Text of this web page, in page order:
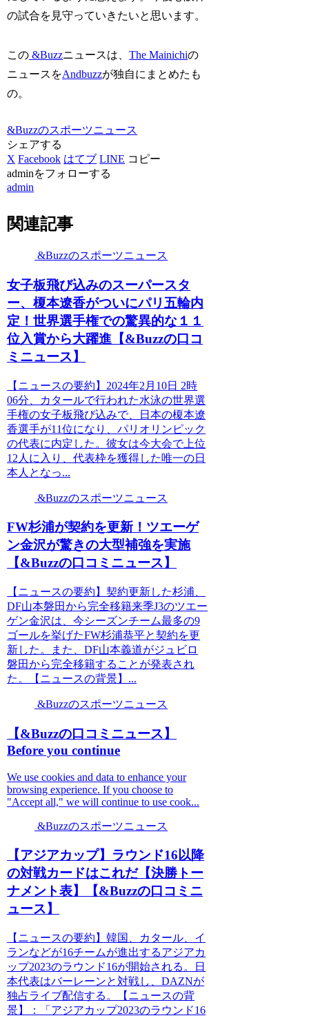
の試合を見守っていきたいと思います。
この &Buzzニュースは、The Mainichiの
ニュースをAndbuzzが独自にまとめたも
の。
&Buzzのスポーツニュース
シェアする
X Facebook はてブ LINE コピー
adminをフォローする
admin
関連記事
&Buzzのスポーツニュース
女子板飛び込みのスーパースタ
ー、榎本遼香がついにパリ五輪内
定！世界選手権での驚異的な１１
位入賞から大躍進【&Buzzの口コ
ミニュース】
【ニュースの要約】2024年2月10日 2時
06分、カタールで行われた水泳の世界選
手権の女子板飛び込みで、日本の榎本遼
香選手が11位になり、パリオリンピック
の代表に内定した。彼女は今大会で上位
12人に入り、代表枠を獲得した唯一の日
本人となっ...
&Buzzのスポーツニュース
FW杉浦が契約を更新！ツエーゲ
ン金沢が驚きの大型補強を実施
【&Buzzの口コミニュース】
【ニュースの要約】契約更新した杉浦、
DF山本磐田から完全移籍来季J3のツエー
ゲン金沢は、今シーズンチーム最多の9
ゴールを挙げたFW杉浦恭平と契約を更
新した。また、DF山本義道がジュビロ
磐田から完全移籍することが発表され
た。【ニュースの背景】...
&Buzzのスポーツニュース
【&Buzzの口コミニュース】
Before you continue
We use cookies and data to enhance your
browsing experience. If you choose to
"Accept all," we will continue to use cook...
&Buzzのスポーツニュース
【アジアカップ】ラウンド16以降
の対戦カードはこれだ【決勝トー
ナメント表】【&Buzzの口コミニ
ュース】
【ニュースの要約】韓国、カタール、イ
ランなどが16チームが進出するアジアカ
ップ2023のラウンド16が開始される。日
本代表はバーレーンと対戦し、DAZNが
独占ライブ配信する。【ニュースの背
景】：「アジアカップ2023のラウンド16